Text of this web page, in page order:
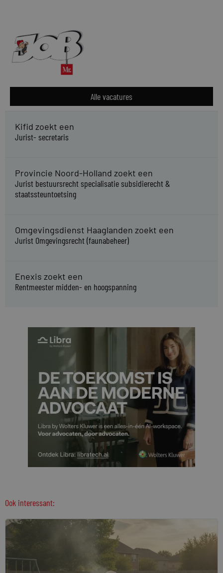
Alle vacatures
Kifid zoekt een
Jurist- secretaris
Provincie Noord-Holland zoekt een
Jurist bestuursrecht specialisatie subsidierecht &
staatssteuntoetsing
Omgevingsdienst Haaglanden zoekt een
Jurist Omgevingsrecht (faunabeheer)
Enexis zoekt een
Rentmeester midden- en hoogspanning
Ook interessant: